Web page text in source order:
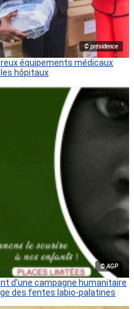
© présidence
équipements médicaux
hôpitaux
© AGP
d’une campagne humanitaire
des fentes labio-palatines